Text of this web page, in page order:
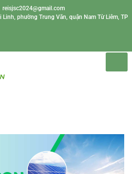
reisjsc2024@gmail.com
phường Trung Văn, quận Nam Từ Liêm, TP